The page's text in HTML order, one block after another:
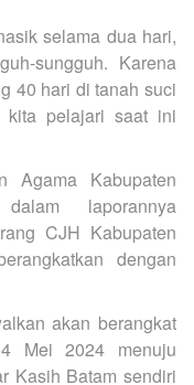
selama dua hari,
sungguh. Karena
40 hari di tanah suci
kita pelajari saat ini
Agama Kabupaten
laporannya
CJH Kabupaten
dengan
akan berangkat
Mei 2024 menuju
Kasih Batam sendiri